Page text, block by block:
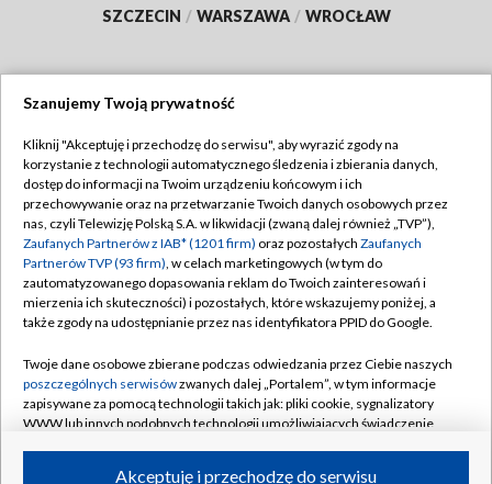
SZCZECIN / WARSZAWA / WROCŁAW
TVP
Abonament TVP
Emisja w TVP
Centrum informacji TVP
Naziemna Telewizja Cyfrowa
Rada Programowa
System NOS
Informacje o nadawcy
Regulamin TVP
Polityka prywatności
Moje zgody
Pomoc
Kontakt
Kanały
Szanujemy Twoją prywatność
Kliknij "Akceptuję i przechodzę do serwisu", aby wyrazić zgody na
korzystanie z technologii automatycznego śledzenia i zbierania danych,
dostęp do informacji na Twoim urządzeniu końcowym i ich
przechowywanie oraz na przetwarzanie Twoich danych osobowych przez
nas, czyli Telewizję Polską S.A. w likwidacji (zwaną dalej również „TVP”),
Zaufanych Partnerów z IAB* (1201 firm) oraz pozostałych Zaufanych
Partnerów TVP (93 firm), w celach marketingowych (w tym do
zautomatyzowanego dopasowania reklam do Twoich zainteresowań i
mierzenia ich skuteczności) i pozostałych, które wskazujemy poniżej, a
także zgody na udostępnianie przez nas identyfikatora PPID do Google.
Twoje dane osobowe zbierane podczas odwiedzania przez Ciebie naszych
poszczególnych serwisówzwanych dalej „Portalem”, w tym informacje
zapisywane za pomocą technologii takich jak: pliki cookie, sygnalizatory
WWW lub innych podobnych technologii umożliwiających świadczenie
Akceptuję i przechodzę do serwisu